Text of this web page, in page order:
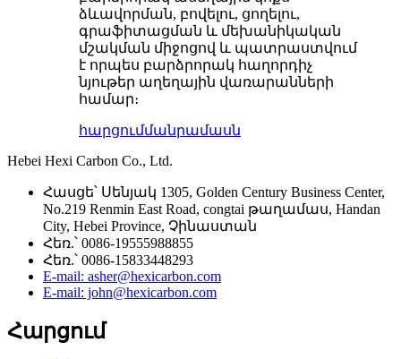
ձևավորման, բովելու, ցողելու,
գրաֆիտացման և մեխանիկական
մշակման միջոցով և պատրաստվում
է որպես բարձրորակ հաղորդիչ
նյութեր աղեղային վառարանների
համար։
հարցումմանրամասն
Hebei Hexi Carbon Co., Ltd.
Հասցե՝ Սենյակ 1305, Golden Century Business Center,
No.219 Renmin East Road, congtai թաղամաս, Handan
City, Hebei Province, Չինաստան
Հեռ.՝ 0086-19555988855
Հեռ.՝ 0086-15833448293
E-mail: asher@hexicarbon.com
E-mail: john@hexicarbon.com
Հարցում